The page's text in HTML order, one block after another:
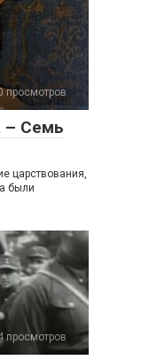
просмотров
– Семь
царствования,
были
просмотров